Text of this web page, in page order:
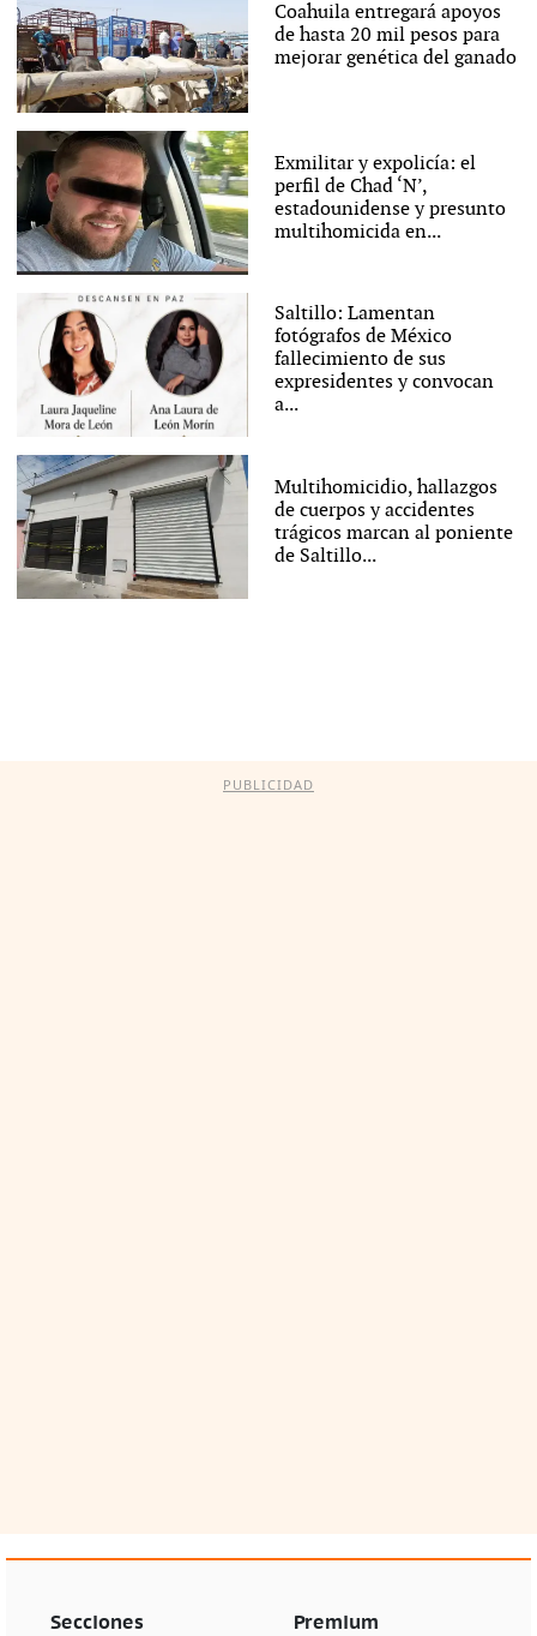
Coahuila entregará apoyos
de hasta 20 mil pesos para
mejorar genética del ganado
Exmilitar y expolicía: el
perfil de Chad ‘N’,
estadounidense y presunto
multihomicida en...
Saltillo: Lamentan
fotógrafos de México
fallecimiento de sus
expresidentes y convocan
a...
Multihomicidio, hallazgos
de cuerpos y accidentes
trágicos marcan al poniente
de Saltillo...
PUBLICIDAD
Secciones Premium